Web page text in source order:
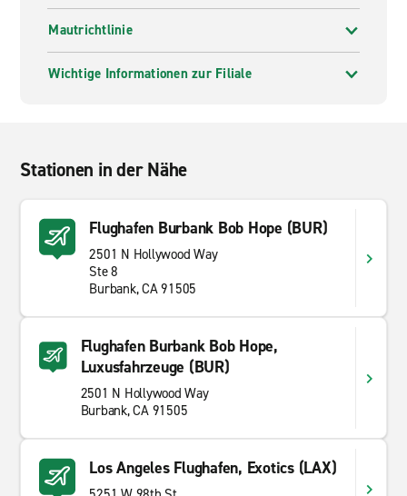
Mautrichtlinie
Wichtige Informationen zur Filiale
Stationen in der Nähe
Flughafen Burbank Bob Hope (BUR)
2501 N Hollywood Way
Ste 8
Burbank, CA 91505
Flughafen Burbank Bob Hope,
Luxusfahrzeuge (BUR)
2501 N Hollywood Way
Burbank, CA 91505
Los Angeles Flughafen, Exotics (LAX)